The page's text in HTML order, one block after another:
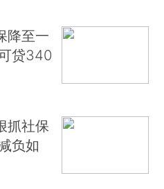
降至一
贷340
抓社保
负如